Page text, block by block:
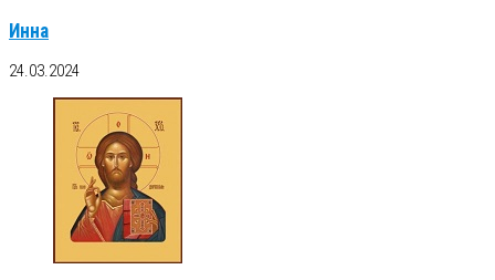
Инна
24.03.2024